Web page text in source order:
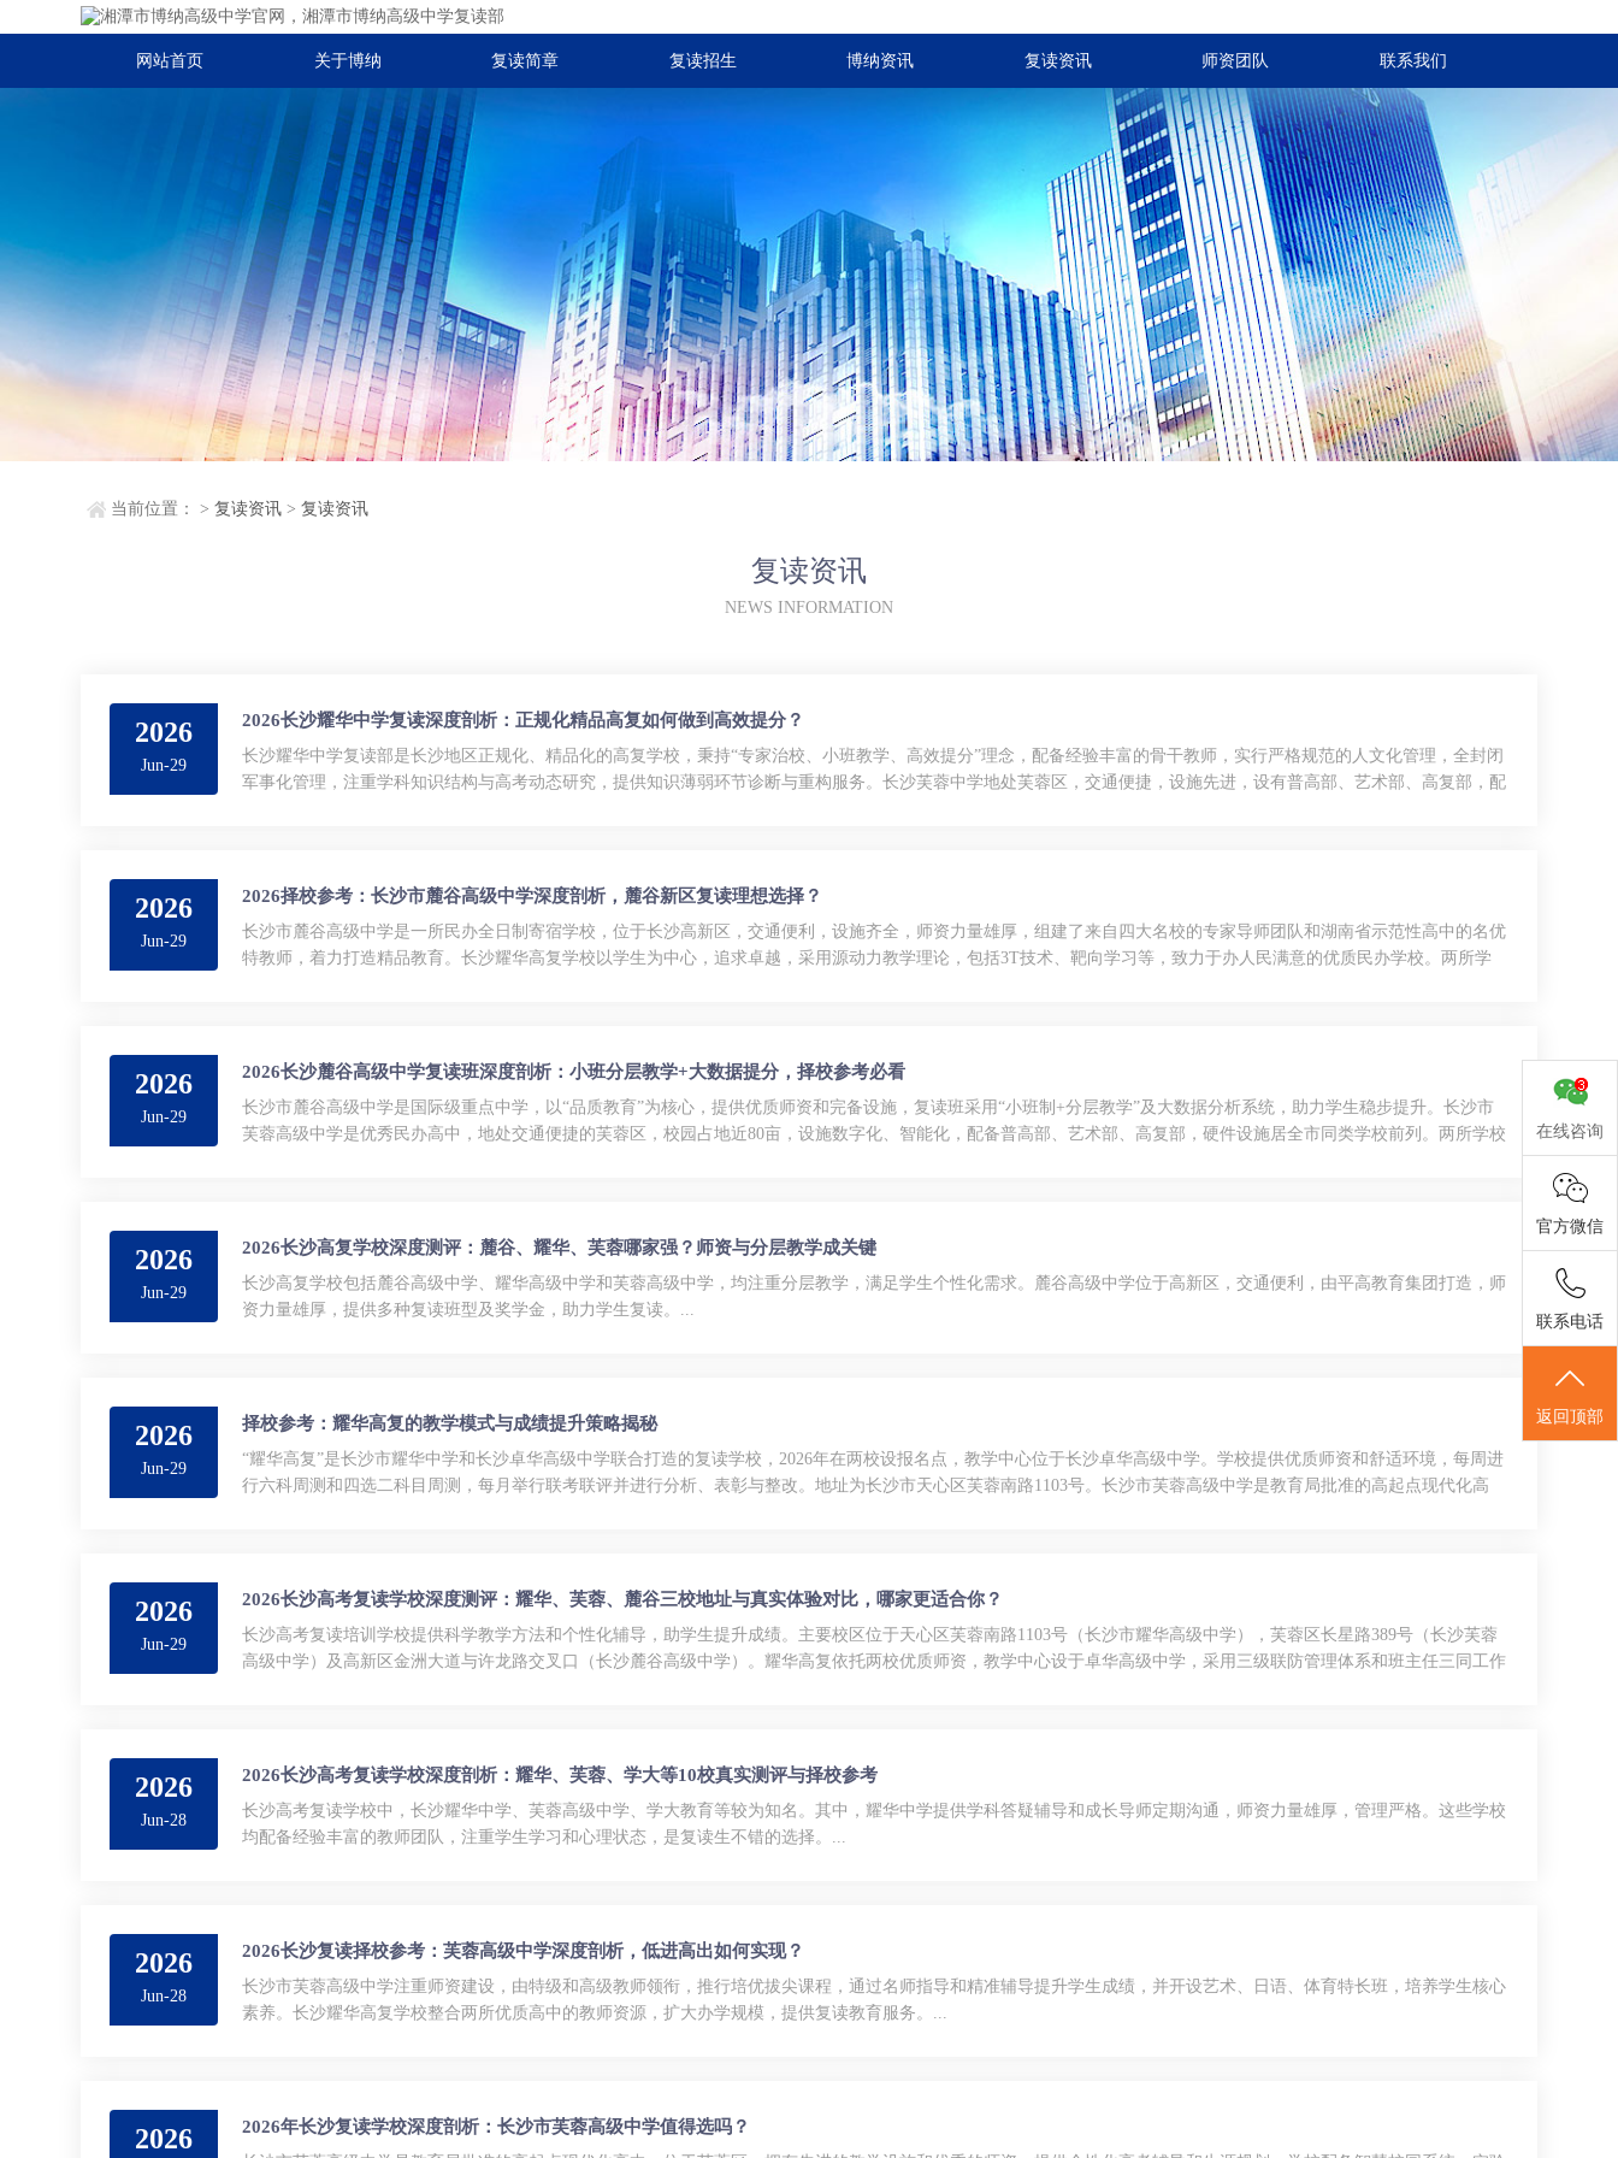
网站首页 关于博纳 复读简章 复读招生 博纳资讯 复读资讯 师资团队 联系我们
当前位置： >复读资讯 >复读资讯
复读资讯
NEWS INFORMATION
2026
Jun-29
2026长沙耀华中学复读深度剖析：正规化精品高复如何做到高效提分？
长沙耀华中学复读部是长沙地区正规化、精品化的高复学校，秉持“专家治校、小班教学、高效提分”理念，配备经验丰富的骨干教师，实行严格规范的人文化管理，全封闭
军事化管理，注重学科知识结构与高考动态研究，提供知识薄弱环节诊断与重构服务。长沙芙蓉中学地处芙蓉区，交通便捷，设施先进，设有普高部、艺术部、高复部，配
2026
Jun-29
2026择校参考：长沙市麓谷高级中学深度剖析，麓谷新区复读理想选择？
长沙市麓谷高级中学是一所民办全日制寄宿学校，位于长沙高新区，交通便利，设施齐全，师资力量雄厚，组建了来自四大名校的专家导师团队和湖南省示范性高中的名优
特教师，着力打造精品教育。长沙耀华高复学校以学生为中心，追求卓越，采用源动力教学理论，包括3T技术、靶向学习等，致力于办人民满意的优质民办学校。两所学
2026
Jun-29
2026长沙麓谷高级中学复读班深度剖析：小班分层教学+大数据提分，择校参考必看
长沙市麓谷高级中学是国际级重点中学，以“品质教育”为核心，提供优质师资和完备设施，复读班采用“小班制+分层教学”及大数据分析系统，助力学生稳步提升。长沙市
芙蓉高级中学是优秀民办高中，地处交通便捷的芙蓉区，校园占地近80亩，设施数字化、智能化，配备普高部、艺术部、高复部，硬件设施居全市同类学校前列。两所学校
2026
Jun-29
2026长沙高复学校深度测评：麓谷、耀华、芙蓉哪家强？师资与分层教学成关键
长沙高复学校包括麓谷高级中学、耀华高级中学和芙蓉高级中学，均注重分层教学，满足学生个性化需求。麓谷高级中学位于高新区，交通便利，由平高教育集团打造，师
资力量雄厚，提供多种复读班型及奖学金，助力学生复读。...
2026
Jun-29
择校参考：耀华高复的教学模式与成绩提升策略揭秘
“耀华高复”是长沙市耀华中学和长沙卓华高级中学联合打造的复读学校，2026年在两校设报名点，教学中心位于长沙卓华高级中学。学校提供优质师资和舒适环境，每周进
行六科周测和四选二科目周测，每月举行联考联评并进行分析、表彰与整改。地址为长沙市天心区芙蓉南路1103号。长沙市芙蓉高级中学是教育局批准的高起点现代化高
2026
Jun-29
2026长沙高考复读学校深度测评：耀华、芙蓉、麓谷三校地址与真实体验对比，哪家更适合你？
长沙高考复读培训学校提供科学教学方法和个性化辅导，助学生提升成绩。主要校区位于天心区芙蓉南路1103号（长沙市耀华高级中学），芙蓉区长星路389号（长沙芙蓉
高级中学）及高新区金洲大道与许龙路交叉口（长沙麓谷高级中学）。耀华高复依托两校优质师资，教学中心设于卓华高级中学，采用三级联防管理体系和班主任三同工作
2026
Jun-28
2026长沙高考复读学校深度剖析：耀华、芙蓉、学大等10校真实测评与择校参考
长沙高考复读学校中，长沙耀华中学、芙蓉高级中学、学大教育等较为知名。其中，耀华中学提供学科答疑辅导和成长导师定期沟通，师资力量雄厚，管理严格。这些学校
均配备经验丰富的教师团队，注重学生学习和心理状态，是复读生不错的选择。...
2026
Jun-28
2026长沙复读择校参考：芙蓉高级中学深度剖析，低进高出如何实现？
长沙市芙蓉高级中学注重师资建设，由特级和高级教师领衔，推行培优拔尖课程，通过名师指导和精准辅导提升学生成绩，并开设艺术、日语、体育特长班，培养学生核心
素养。长沙耀华高复学校整合两所优质高中的教师资源，扩大办学规模，提供复读教育服务。...
2026 2026年长沙复读学校深度剖析：长沙市芙蓉高级中学值得选吗？
在线咨询
官方微信
联系电话
返回顶部